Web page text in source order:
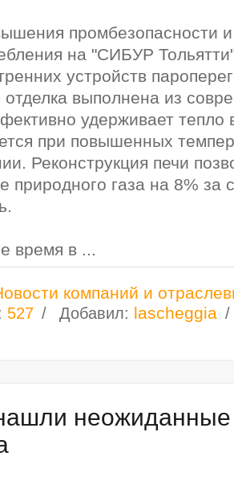
промбезопасности
на "СИБУР
устройств
отделка выполнена из
удерживает тепло
при повышенных
Реконструкция печи
природного газа на 8% за
время в ...
компаний и
527 Добавил: lascheggia